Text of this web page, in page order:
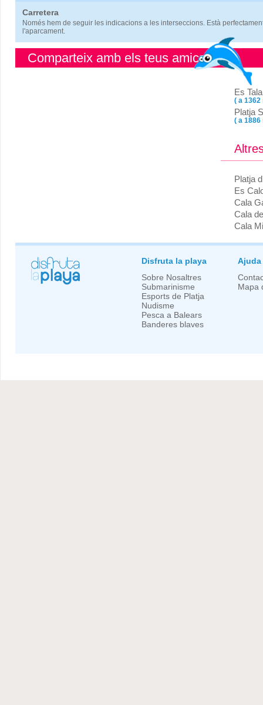
Carretera
Només hem de seguir les indicacions a les interseccions. Està
l'aparcament.
Comparteix amb els teus amics
Es
( a 1362
Platja
( a 1886
Platja
Es
Cala
Cala
Cala
Disfruta la playa
Sobre Nosaltres
Submarinisme
Esports de Platja
Nudisme
Pesca a Balears
Banderes blaves
Ajuda
Mapa